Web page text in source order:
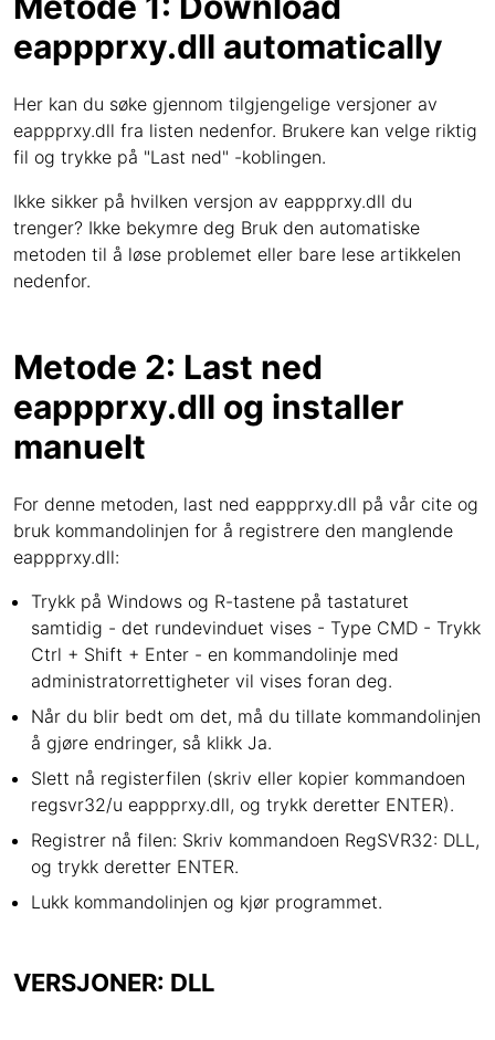
eappprxy.dll automatically
Her kan du søke gjennom tilgjengelige versjoner av
eappprxy.dll fra listen nedenfor. Brukere kan velge riktig
fil og trykke på "Last ned" -koblingen.
Ikke sikker på hvilken versjon av eappprxy.dll du
trenger? Ikke bekymre deg Bruk den automatiske
metoden til å løse problemet eller bare lese artikkelen
nedenfor.
Metode 2: Last ned
eappprxy.dll og installer
manuelt
For denne metoden, last ned eappprxy.dll på vår cite og
bruk kommandolinjen for å registrere den manglende
eappprxy.dll:
Trykk på Windows og R-tastene på tastaturet
samtidig - det rundevinduet vises - Type CMD - Trykk
Ctrl + Shift + Enter - en kommandolinje med
administratorrettigheter vil vises foran deg.
Når du blir bedt om det, må du tillate kommandolinjen
å gjøre endringer, så klikk Ja.
Slett nå registerfilen (skriv eller kopier kommandoen
regsvr32/u eappprxy.dll, og trykk deretter ENTER).
Registrer nå filen: Skriv kommandoen RegSVR32: DLL,
og trykk deretter ENTER.
Lukk kommandolinjen og kjør programmet.
VERSJONER: DLL